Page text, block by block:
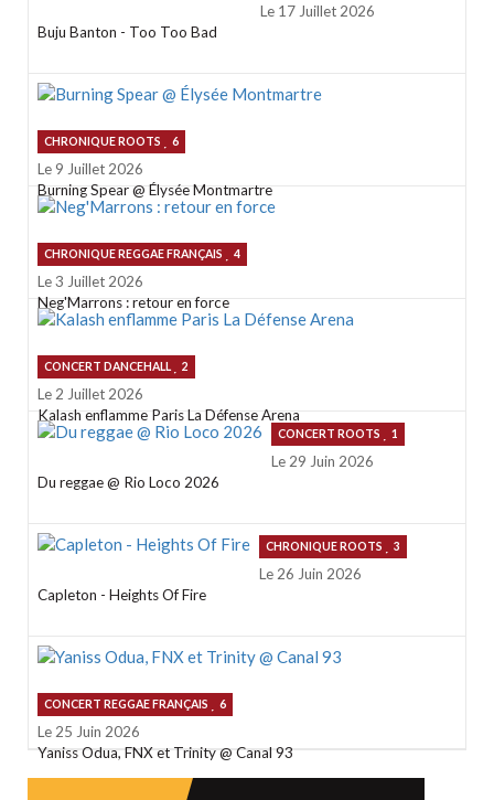
Le 17 Juillet 2026
Buju Banton - Too Too Bad
CHRONIQUE ROOTS 6
Le 9 Juillet 2026
Burning Spear @ Élysée Montmartre
CHRONIQUE REGGAE FRANÇAIS 4
Le 3 Juillet 2026
Neg'Marrons : retour en force
CONCERT DANCEHALL 2
Le 2 Juillet 2026
Kalash enflamme Paris La Défense Arena
CONCERT ROOTS 1
Le 29 Juin 2026
Du reggae @ Rio Loco 2026
CHRONIQUE ROOTS 3
Le 26 Juin 2026
Capleton - Heights Of Fire
CONCERT REGGAE FRANÇAIS 6
Le 25 Juin 2026
Yaniss Odua, FNX et Trinity @ Canal 93